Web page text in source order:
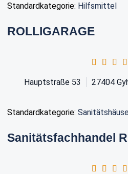
Standardkategorie: Hilfsmittel
ROLLIGARAGE
Hauptstraße 53 27404
Standardkategorie:
Sanitätsfachhandel